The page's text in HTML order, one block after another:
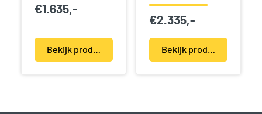
€1.635,-
Bekijk product(en)
€2.335,-
Bekijk product(en)